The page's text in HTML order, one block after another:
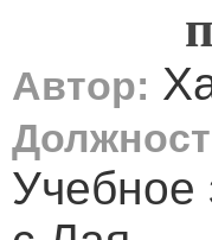
Автор: